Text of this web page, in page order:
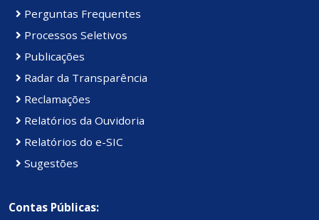
Perguntas Frequentes
Processos Seletivos
Publicações
Radar da Transparência
Reclamações
Relatórios da Ouvidoria
Relatórios do e-SIC
Sugestões
Contas Públicas: